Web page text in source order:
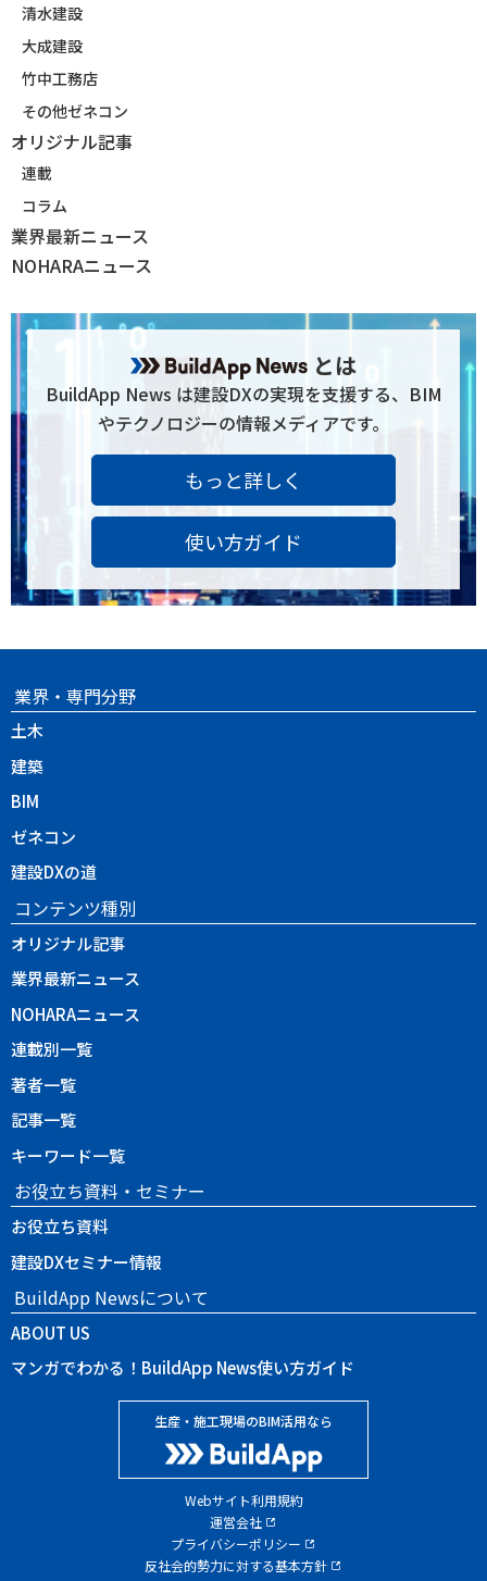
清水建設
大成建設
竹中工務店
その他ゼネコン
オリジナル記事
連載
コラム
業界最新ニュース
NOHARAニュース
とは
BuildApp News は建設DXの実現を支援する、BIM
やテクノロジーの情報メディアです。
もっと詳しく
使い方ガイド
業界・専門分野
土木
建築
BIM
ゼネコン
建設DXの道
コンテンツ種別
オリジナル記事
業界最新ニュース
NOHARAニュース
連載別一覧
著者一覧
記事一覧
キーワード一覧
お役立ち資料・セミナー
お役立ち資料
建設DXセミナー情報
BuildApp Newsについて
ABOUT US
マンガでわかる！BuildApp News使い方ガイド
生産・施工現場のBIM活用なら
Webサイト利用規約
運営会社
プライバシーポリシー
反社会的勢力に対する基本方針